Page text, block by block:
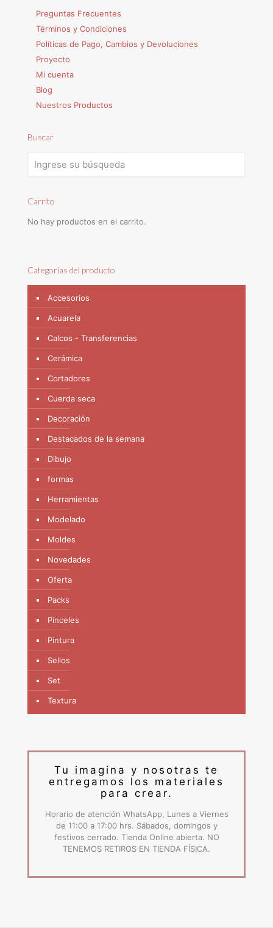
Preguntas Frecuentes
Términos y Condiciones
Políticas de Pago, Cambios y Devoluciones
Proyecto
Mi cuenta
Blog
Nuestros Productos
Buscar
Carrito
No hay productos en el carrito.
Categorías del producto
Accesorios
Acuarela
Calcos - Transferencias
Cerámica
Cortadores
Cuerda seca
Decoración
Destacados de la semana
Dibujo
formas
Herramientas
Modelado
Moldes
Novedades
Oferta
Packs
Pinceles
Pintura
Sellos
Set
Textura
Tu imagina y nosotras te
entregamos los materiales
para crear.
Horario de atención WhatsApp, Lunes a Viernes
de 11:00 a 17:00 hrs. Sábados, domingos y
festivos cerrado. Tienda Online abierta. NO
TENEMOS RETIROS EN TIENDA FÍSICA.